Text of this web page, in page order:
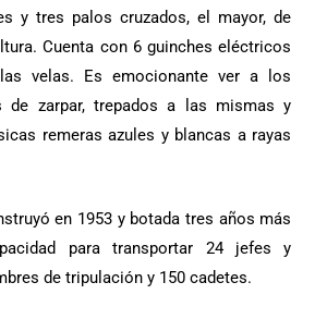
y tres palos cruzados, el mayor, de
Cuenta con 6 guinches eléctricos
velas. Es emocionante ver a los
de zarpar, trepados a las mismas y
remeras azules y blancas a rayas
en 1953 y botada tres años más
para transportar 24 jefes y
de tripulación y 150 cadetes.